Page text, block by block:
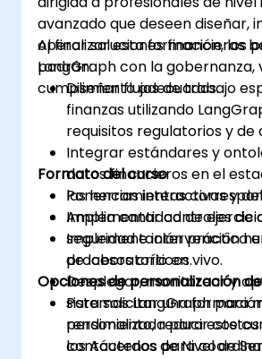
avanzado que deseen diseñar,
operar soluciones financieras
LangGraph con la gobernanza,
cumplimiento adecuados.
Al finalizar esta formación, los
podrán:
Diseñar flujos de trabajo
finanzas utilizando
requisitos regulatorios y de
Integrar estándares y
datos financieros en el
las herramientas
Implementar controles de
seguridad e intervención
procesos críticos.
Desplegar, monitorear y
sistemas LangGraph para
rendimiento, reducir
los Acuerdos de Nivel de
Formato del curso
Ponencias interactivas y
Amplia cantidad de
Implementación práctica
de laboratorio en vivo.
Opciones de personalización
Para solicitar una
personalizada para este
contáctenos para